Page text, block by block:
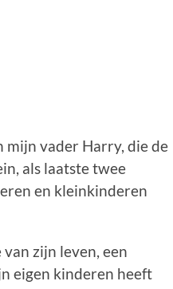
mijn vader Harry, die de
als laatste twee
en kleinkinderen
zijn leven, een
eigen kinderen heeft